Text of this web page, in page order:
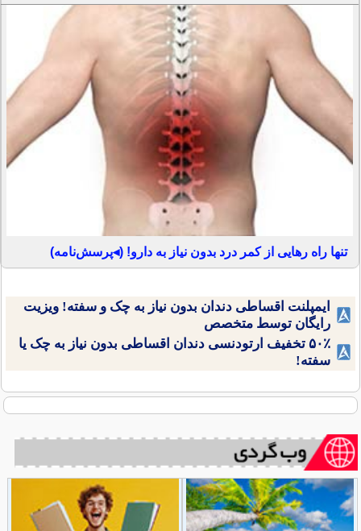
تنها راه رهایی از کمر درد بدون نیاز به دارو! (◂پرسش‌نامه)
ایمپلنت اقساطی دندان بدون نیاز به چک و سفته! ویزیت
رایگان توسط متخصص
۵۰٪ تخفیف ارتودنسی دندان اقساطی بدون نیاز به چک یا
سفته!